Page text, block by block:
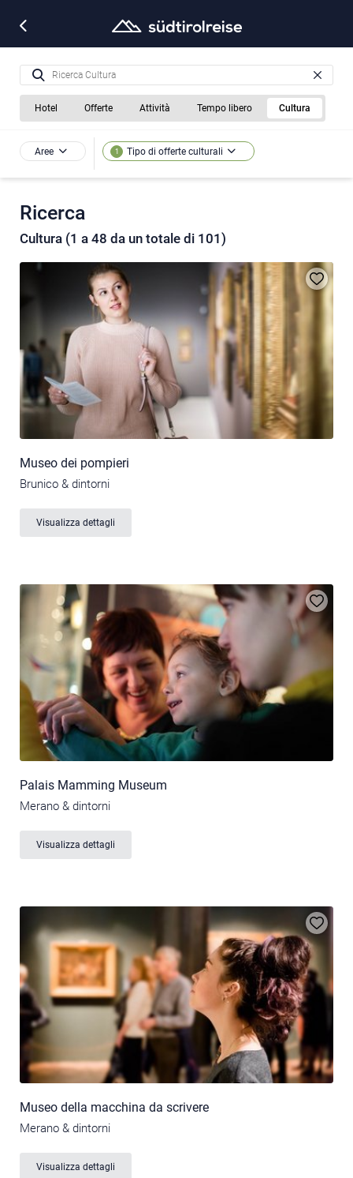
Hotel Offerte Attività Tempo libero Cultura
Aree 1 Tipo di offerte culturali
Ricerca
Cultura (1 a 48 da un totale di 101)
Museo dei pompieri
Brunico & dintorni
Visualizza dettagli
Palais Mamming Museum
Merano & dintorni
Visualizza dettagli
Museo della macchina da scrivere
Merano & dintorni
Visualizza dettagli